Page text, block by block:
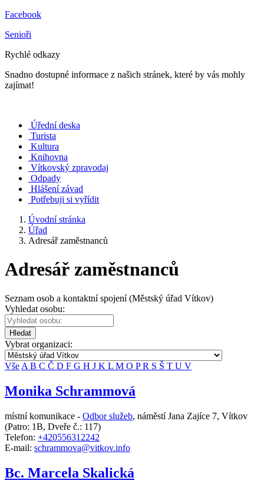
Facebook
Senioři
Rychlé odkazy
Snadno dostupné informace z našich stránek, které by vás mohly
zajímat!
Úřední deska
Turista
Kultura
Knihovna
Vítkovský zpravodaj
Odpady
Hlášení závad
Potřebuji si vyřídit
Úvodní stránka
Úřad
Adresář zaměstnanců
Adresář zaměstnanců
Seznam osob a kontaktní spojení (Městský úřad Vítkov)
Vyhledat osobu:
Hledat
Vybrat organizaci:
Vše A B C Č D F G H J K L M O PR S Š T U V
Monika Schrammová
místní komunikace - Odbor služeb, náměstí Jana Zajíce 7, Vítkov
(Patro: 1B, Dveře č.: 117)
Telefon: +420556312242
E-mail: schrammova@vitkov.info
Bc. Marcela Skalická